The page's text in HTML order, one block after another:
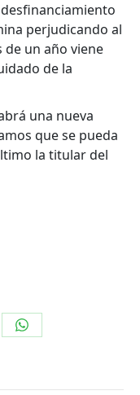
perjudicando al
de un año viene
de la
una nueva
que se pueda
la titular del
Share
WhatsApp